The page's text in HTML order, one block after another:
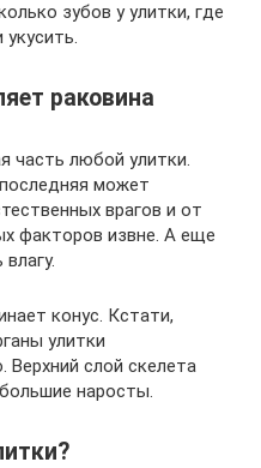
зубов у улитки, где
раковина
часть любой улитки.
может
врагов и от
факторов извне. А еще
конус. Кстати,
улитки
Верхний слой скелета
наросты.